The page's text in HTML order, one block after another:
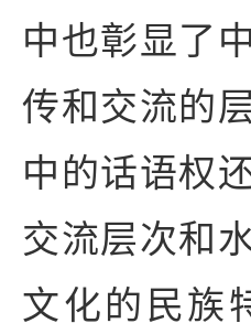
中也彰显了
传和交流的
中的话语权
交流层次和
文化的民族